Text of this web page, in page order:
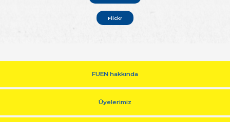
Flickr
FUEN hakkında
Üyelerimiz